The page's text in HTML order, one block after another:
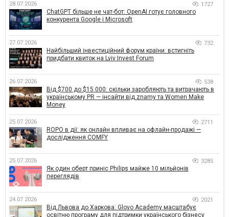
28.07.2026 1727
ChatGPT більше не чат-бот: OpenAI готує головного
конкурента Google і Microsoft
27.07.2026 732
Найбільший інвестиційний форум країни: встигніть
придбати квиток на Lviv Invest Forum
26.07.2026 538
Від $700 до $15 000: скільки заробляють та витрачають в
українському PR — інсайти від znamy та Women Make
Money
25.07.2026 2711
ROPO в дії: як онлайн впливає на офлайн-продажі —
дослідження COMFY
25.07.2026 3285
Як один оберт приніс Philips майже 10 мільйонів
переглядів
24.07.2026 2021
Від Львова до Харкова: Glovo Academy масштабує
освітню програму для підтримки українського бізнесу